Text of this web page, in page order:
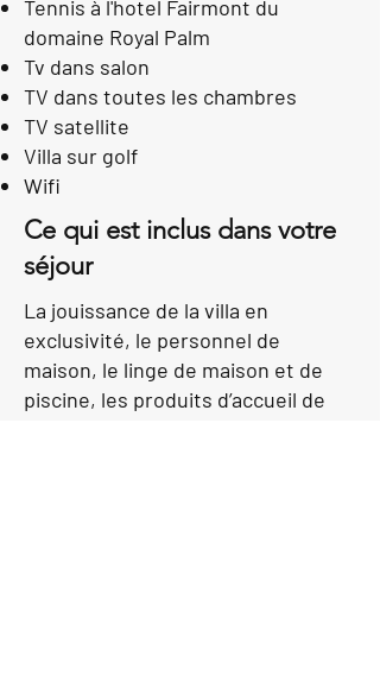
Tennis à l'hotel Fairmont du
domaine Royal Palm
Tv dans salon
TV dans toutes les chambres
TV satellite
Villa sur golf
Wifi
Ce qui est inclus dans votre
séjour
La jouissance de la villa en
exclusivité, le personnel de
maison, le linge de maison et de
piscine, les produits d’accueil de